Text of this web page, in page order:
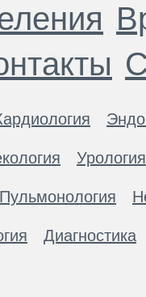
Урология
Пульмонология
Диагностика